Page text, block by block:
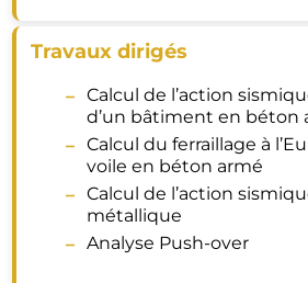
Travaux dirigés
Calcul de l’action
d’un bâtiment en béton
Calcul du ferraillage à
voile en béton armé
Calcul de l’action
métallique
Analyse Push-over